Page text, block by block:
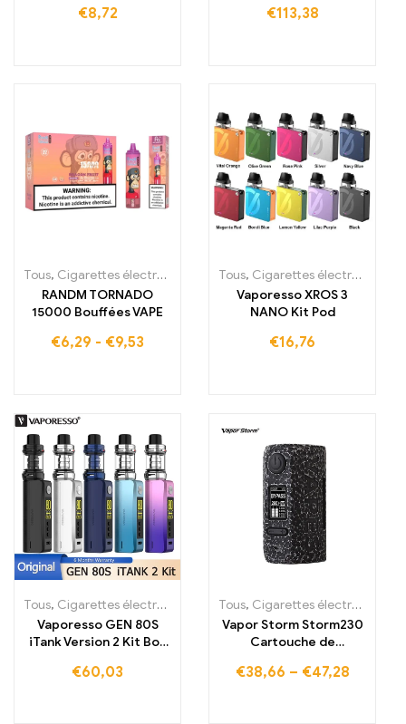
jetable 4600 bouffées
€8,72 €113,38
Tous, Cigarettes électroniques jetables ,Cigarettes électroniques
RANDM TORNADO
15000 Bouffées VAPE
€6,29 - €9,53
Tous, Cigarettes électroniques jetables Irlande
Vaporesso XROS 3
NANO Kit Pod
€16,76
Tous, Cigarettes électroniques jetables ,Cigarettes électroniques
Vaporesso GEN 80S
iTank Version 2 Kit Box
€60,03
Tous, Cigarettes électroniques jetables
Vapor Storm Storm230
Cartouche de
électronique
€38,66 – €47,28